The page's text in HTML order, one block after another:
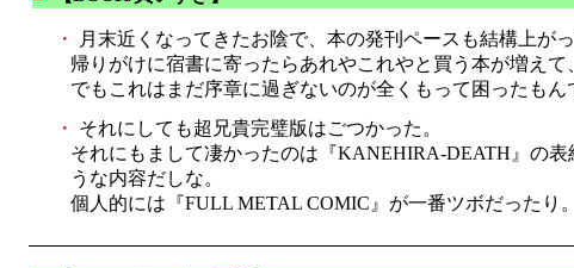
・
月末近くなってきたお陰で、本の発刊ペースも結構上がっ
帰りがけに宿書に寄ったらあれやこれやと買う本が増え
でもこれはまだ序章に過ぎないのが全くもって困ったもん
・
それにしても超兄貴完璧版はごつかった。
それにもまして凄かったのは『KANEHIRA-DEATH』の
うな内容だしな。
個人的には『FULL METAL COMIC』が一番ツボだったり。